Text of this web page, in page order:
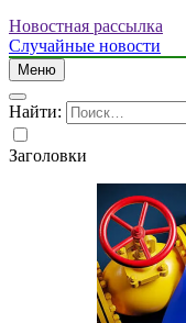
Новостная рассылка
Случайные новости
Меню
Найти:
Заголовки